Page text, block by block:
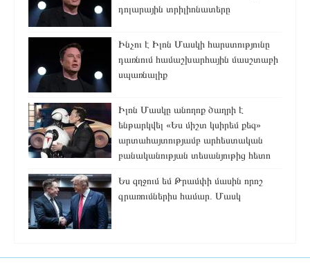
դոլարային տրիլիոնատերը
Ինչու է Իլոն Մասկի հարստությունը
դառնում համաշխարհային մասշտաբի
սպառնալիք
Իլոն Մասկը անողոք ծաղրի է
ենթարկվել «Ես միշտ կսիրեմ քեզ»
արտահայտությամբ արհեստական
բանականության տեսանյութից հետո
Ես զղջում եմ Թրամփի մասին որոշ
գրառումներիս համար. Մասկ